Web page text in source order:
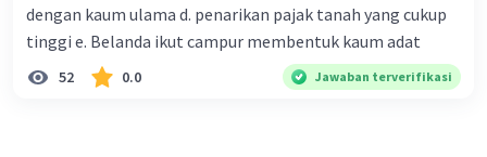
dengan kaum ulama d. penarikan pajak tanah yang cukup
tinggi e. Belanda ikut campur membentuk kaum adat
52 0.0 Jawaban terverifikasi